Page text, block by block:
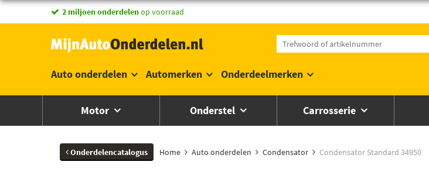
2 miljoen onderdelenop voorraad
Auto onderdelen Automerken Onderdeelmerken
Motor Onderstel Carrosserie
Onderdelencatalogus Home Auto onderdelen Condensator Condensator Standard 34950